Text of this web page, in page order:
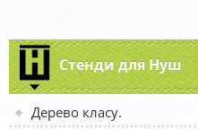
Стенди для Нуш
Дерево класу.